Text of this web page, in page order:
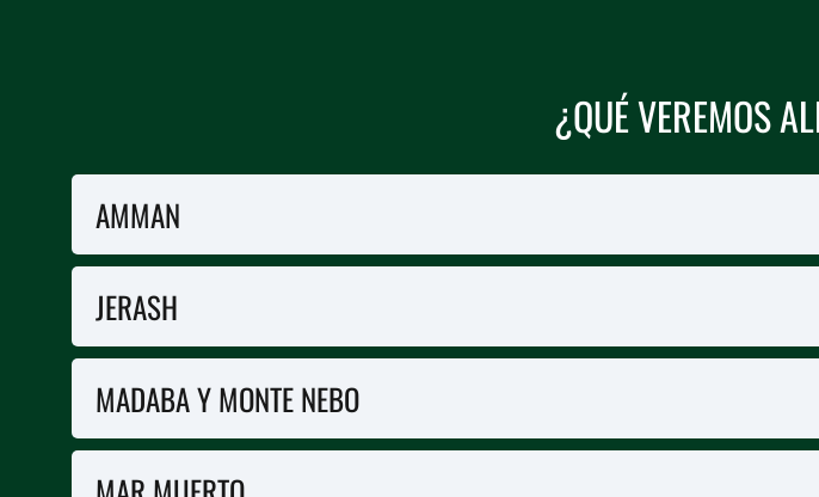
¿QUÉ VEREMOS
AMMAN
tradicionales y tenderetes de especias. Subiremos a su Ciudadela
JERASH
marcadas por los carros, cruzaremos su impresionante plaza
MADABA Y MONTE NEBO
a día. Visitaremos la célebre “mapa de Tierra Santa”, un mosaico